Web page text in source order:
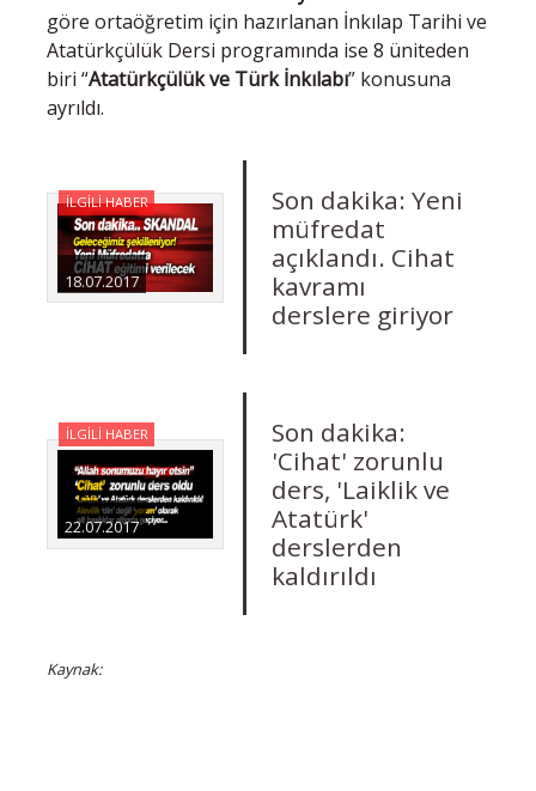
göre ortaöğretim için hazırlanan İnkılap Tarihi ve
Atatürkçülük Dersi programında ise 8 üniteden
biri “Atatürkçülük ve Türk İnkılabı” konusuna
ayrıldı.
18.07.2017
Son dakika: Yeni
müfredat
açıklandı. Cihat
kavramı
derslere giriyor
İLGİLİ HABER
22.07.2017
Son dakika:
'Cihat' zorunlu
ders, 'Laiklik ve
Atatürk'
derslerden
kaldırıldı
İLGİLİ HABER
Kaynak: